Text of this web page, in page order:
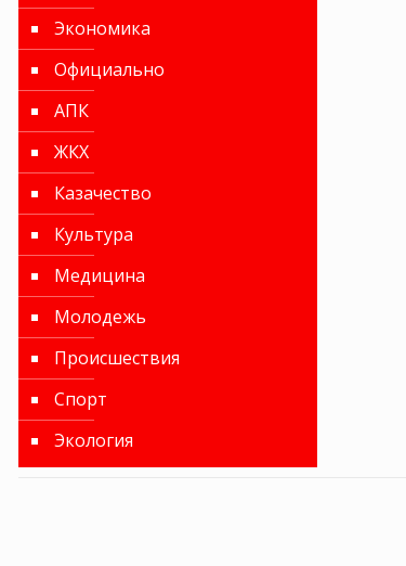
Экономика
Официально
АПК
ЖКХ
Казачество
Культура
Медицина
Молодежь
Происшествия
Спорт
Экология